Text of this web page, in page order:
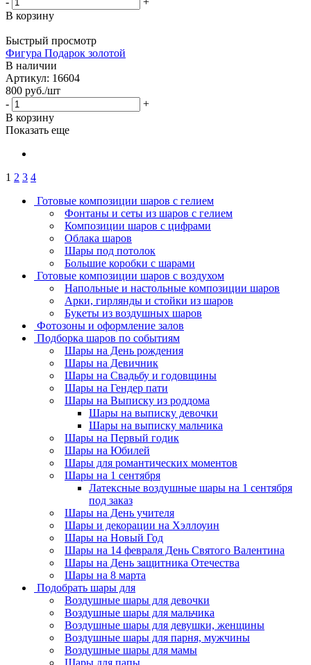
В корзину
Быстрый просмотр
Фигура Подарок золотой
В наличии
Артикул: 16604
800 руб./шт
-
+
В корзину
Показать еще
1 2 3 4
Готовые композиции шаров с гелием
Фонтаны и сеты из шаров с гелием
Композиции шаров с цифрами
Облака шаров
Шары под потолок
Большие коробки с шарами
Готовые композиции шаров с воздухом
Напольные и настольные композиции шаров
Арки, гирлянды и стойки из шаров
Букеты из воздушных шаров
Фотозоны и оформление залов
Подборка шаров по событиям
Шары на День рождения
Шары на Девичник
Шары на Свадьбу и годовщины
Шары на Гендер пати
Шары на Выписку из роддома
Шары на выписку девочки
Шары на выписку мальчика
Шары на Первый годик
Шары на Юбилей
Шары для романтических моментов
Шары на 1 сентября
Латексные воздушные шары на 1 сентября
под заказ
Шары на День учителя
Шары и декорации на Хэллоуин
Шары на Новый Год
Шары на 14 февраля День Святого Валентина
Шары на День защитника Отечества
Шары на 8 марта
Подобрать шары для
Воздушные шары для девочки
Воздушные шары для мальчика
Воздушные шары для девушки, женщины
Воздушные шары для парня, мужчины
Воздушные шары для мамы
Шары для папы